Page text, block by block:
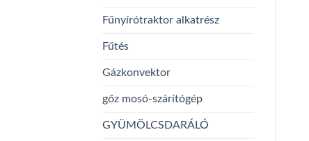
Fűnyírótraktor alkatrész
Fűtés
Gázkonvektor
gőz mosó-szárítógép
GYÜMÖLCSDARÁLÓ